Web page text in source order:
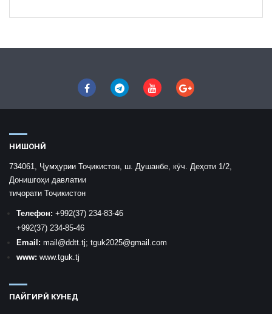
НИШОНӢ
734061, Ҷумҳурии Тоҷикистон, ш. Душанбе, кӯч. Деҳоти 1/2,
Донишгоҳи давлатии
тиҷорати Тоҷикистон
Телефон: +992(37) 234-83-46
+992(37) 234-85-46
Email: mail @ddtt.tj; tguk2025@gmail.com
www: www.tguk.tj
ПАЙГИРӢ КУНЕД